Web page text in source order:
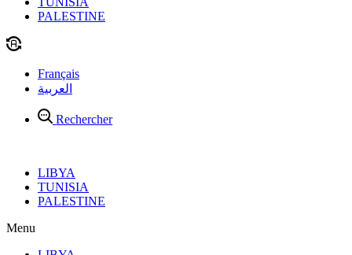
PALESTINE
Français
العربية
Rechercher
LIBYA
TUNISIA
PALESTINE
Menu